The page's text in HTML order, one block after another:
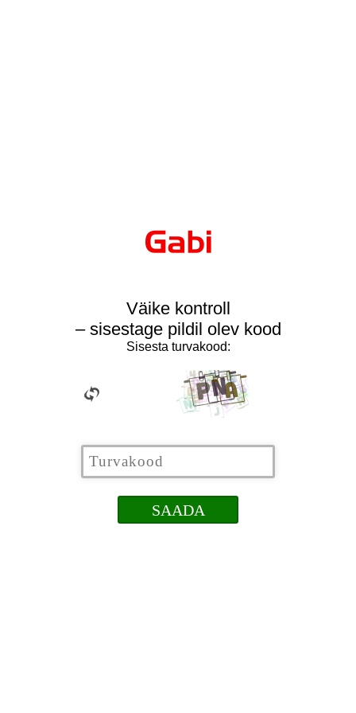
Väike kontroll
– sisestage pildil olev kood
Sisesta turvakood: